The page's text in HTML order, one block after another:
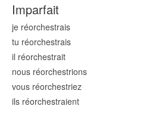
Imparfait
je réorchestrais
tu réorchestrais
il réorchestrait
nous réorchestrions
vous réorchestriez
ils réorchestraient